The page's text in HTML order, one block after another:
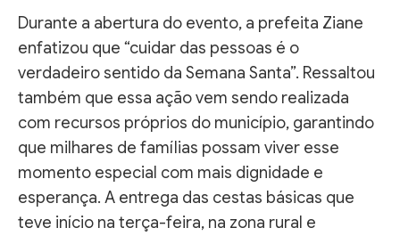
Durante a abertura do evento, a prefeita Ziane
enfatizou que “cuidar das pessoas é o
verdadeiro sentido da Semana Santa”. Ressaltou
também que essa ação vem sendo realizada
com recursos próprios do município, garantindo
que milhares de famílias possam viver esse
momento especial com mais dignidade e
esperança. A entrega das cestas básicas que
teve início na terça-feira, na zona rural e